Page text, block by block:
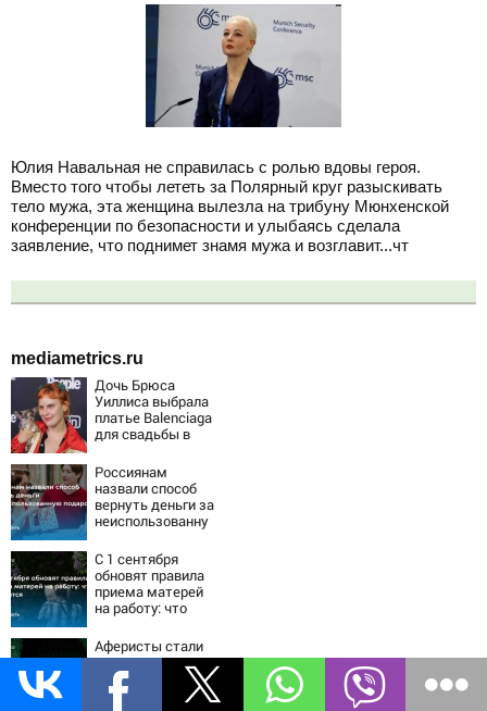
Юлия Навальная не справилась с ролью вдовы героя.
Вместо того чтобы лететь за Полярный круг разыскивать
тело мужа, эта женщина вылезла на трибуну Мюнхенской
конференции по безопасности и улыбаясь сделала
заявление, что поднимет знамя мужа и возглавит...чт
mediametrics.ru
Дочь Брюса
Уиллиса выбрала
платье Balenciaga
для свадьбы в
Россиянам
назвали способ
вернуть деньги за
неиспользованну
карту
С 1 сентября
обновят правила
приема матерей
на работу: что
Аферисты стали
предъявлять
«корочку»: что
скрывается за